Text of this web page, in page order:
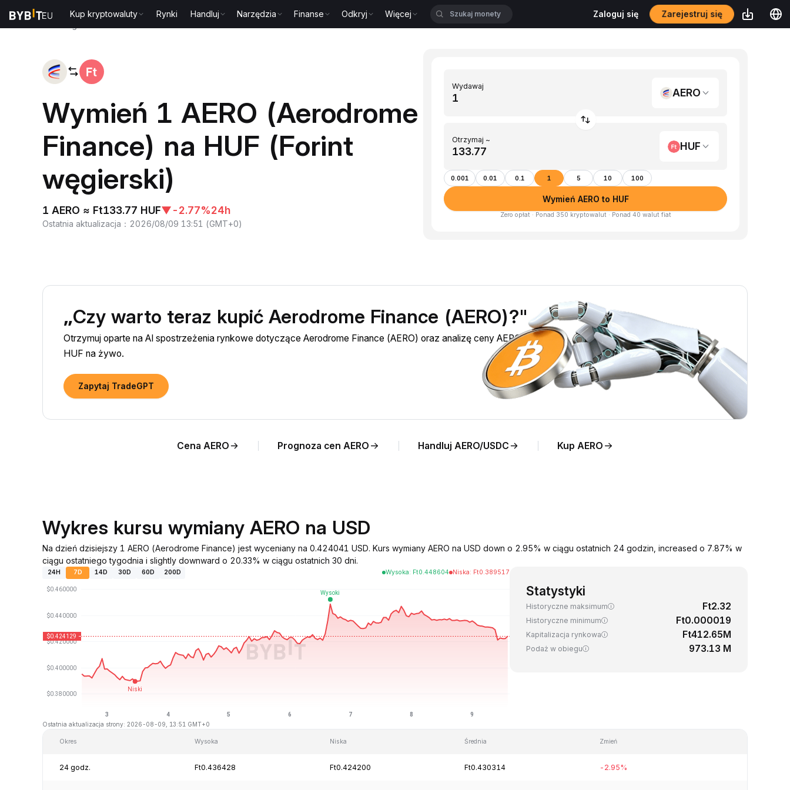
Kup kryptowaluty Rynki Handluj Narzędzia Finanse Odkryj Więcej Zaloguj się Zarejestruj się
Wymień 1 AERO (Aerodrome
Finance) na HUF (Forint
węgierski)
1 AERO ≈ Ft133.77 HUF▼-2.77%24h
Ostatnia aktualizacja ： 2026/08/09 13:51 (GMT+0)
Wydawaj
AERO
Otrzymaj ~
HUF
0.001 0.01 0.1 1 5 10 100
Wymień AERO to HUF
Zero opłat · Ponad 350 kryptowalut · Ponad 40 walut fiat
„Czy warto teraz kupić Aerodrome Finance (AERO)?"
Otrzymuj oparte na AI spostrzeżenia rynkowe dotyczące Aerodrome Finance (AERO) oraz analizę ceny AERO na
HUF na żywo.
Zapytaj TradeGPT
Cena AERO Prognoza cen AERO Handluj AERO/USDC Kup AERO
Wykres kursu wymiany AERO na USD
Na dzień dzisiejszy 1 AERO (Aerodrome Finance) jest wyceniany na 0.424041 USD. Kurs wymiany AERO na USD down o 2.95% w ciągu ostatnich 24 godzin, increased o 7.87% w
ciągu ostatniego tygodnia i slightly downward o 20.33% w ciągu ostatnich 30 dni.
24H 7D 14D 30D 60D 200D Wysoka: Ft0.448604 Niska: Ft0.389517
Ostatnia aktualizacja strony: 2026-08-09, 13:51 GMT+0
Statystyki
Historyczne maksimum Ft2.32
Historyczne minimum Ft0.000019
Kapitalizacja rynkowa Ft412.65M
Podaż w obiegu 973.13 M
Okres Wysoka Niska Średnia Zmień
24 godz. Ft0.436428 Ft0.424200 Ft0.430314 -2.95%